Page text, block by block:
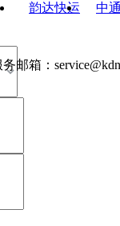
韵达快运
中
务邮箱：